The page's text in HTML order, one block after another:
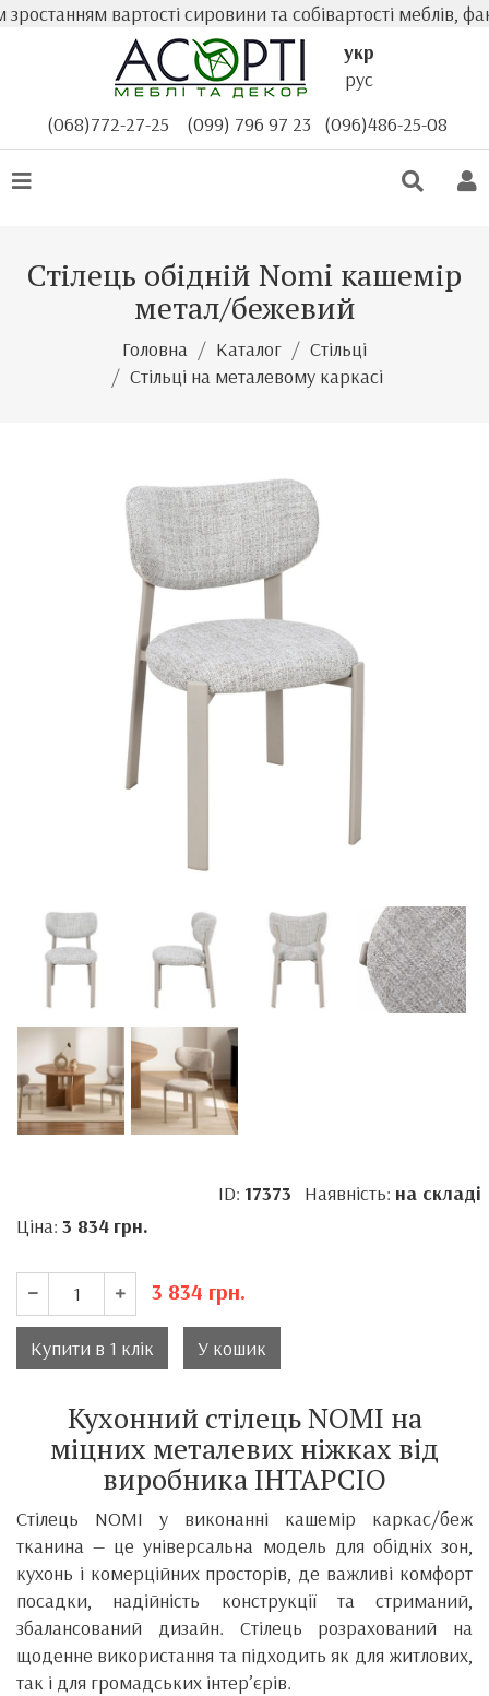
вартості сировини та собівартості меблів,
укр
рус
(068)772-27-25
(099) 796 97 23 (096)486-25-08
Стілець обідній Nomi кашемір
метал/бежевий
Головна Каталог
Стільці
Стільці на металевому каркасі
ID: 17373 Наявність: на складі
Ціна: 3 834 грн.
3 834 грн.
Купити в 1 клік У кошик
Кухонний стілець NOMI на
міцних металевих ніжках від
виробника ІНТАРСІО
Cтілець NOMI у виконанні кашемір каркас/беж
тканина — це універсальна модель для обідніх зон,
кухонь і комерційних просторів, де важливі комфорт
посадки, надійність конструкції та стриманий,
збалансований дизайн. Стілець розрахований на
щоденне використання та підходить як для житлових,
так і для громадських інтер’єрів.